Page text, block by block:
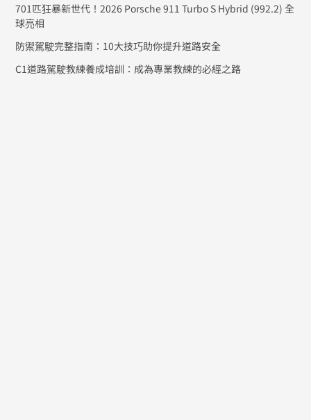
701匹狂暴新世代！2026 Porsche 911 Turbo S Hybrid (992.2) 全
球亮相
防禦駕駛完整指南：10大技巧助你提升道路安全
C1道路駕駛教練養成培訓：成為專業教練的必經之路